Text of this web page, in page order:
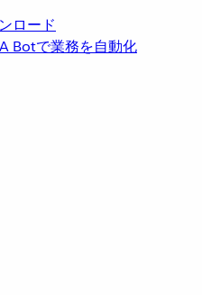
ロード
Botで業務を自動化